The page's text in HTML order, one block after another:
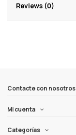
Reviews (0)
Contacte con nosotros
Mi cuenta
Categorías